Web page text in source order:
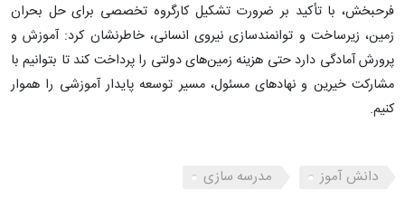
فرحبخش، با تأکید بر ضرورت تشکیل کارگروه تخصصی برای حل بحران
زمین، زیرساخت و توانمندسازی نیروی انسانی، خاطرنشان کرد: آموزش و
پرورش آمادگی دارد حتی هزینه زمین‌های دولتی را پرداخت کند تا بتوانیم با
مشارکت خیرین و نهادهای مسئول، مسیر توسعه پایدار آموزشی را هموار
کنیم.
دانش آموز مدرسه سازی